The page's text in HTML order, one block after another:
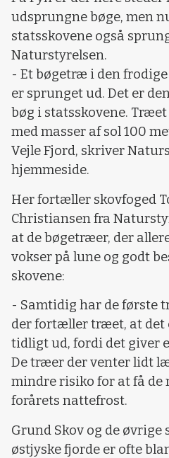
udsprungne bøge, men
statsskovene også
Naturstyrelsen.
- Et bøgetræ i den
er sprunget ud. Det er
bøg i statsskovene.
med masser af sol 100
Vejle Fjord, skriver
hjemmeside.
Her fortæller skovfoged
Christiansen fra
at de bøgetræer, der
vokser på lune og godt
skovene:
- Samtidig har de første
der fortæller træet, at det
tidligt ud, fordi det giver
De træer der venter lidt
mindre risiko for at få de
forårets nattefrost.
Grund Skov og de øvrige
østjyske fjorde er ofte